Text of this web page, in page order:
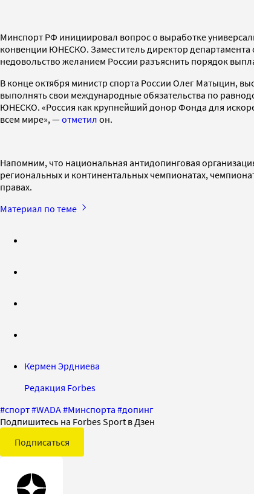
Минспорт РФ инициировал вопрос о выработке
конвенции ЮНЕСКО. Заместитель директор
недовольство желанием России разъяснить порядок
В конце октября министр спорта России Олег Матыцин,
выполнять свои международные обязательства по
ЮНЕСКО. «Россия как крупнейший донор Фонда для
всем мире», —отметил он.
Напомним, что национальная антидопинговая
региональных и континентальных чемпионатах,
правах.
Материал по теме
Кермен Эрдниева
Редакция Forbes
#спорт#WADA#Минспорта #допинг
Подпишитесь на Forbes Sport в Дзен
Подписаться